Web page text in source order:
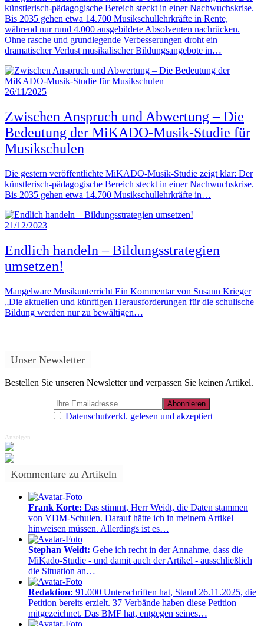
künstlerisch-pädagogische Bereich steckt in einer Nachwuchskrise.
Bis 2035 gehen etwa 14.700 Musikschullehrkräfte in Rente,
während nur rund 4.000 ausgebildete Absolventen nachrücken.
Ohne rasche und grundlegende Verbesserungen droht ein
dramatischer Verlust musikalischer Bildungsangebote in…
26/11/2025
Zwischen Anspruch und Abwertung – Die
Bedeutung der MiKADO-Musik-Studie für
Musikschulen
Die gestern veröffentlichte MiKADO-Musik-Studie zeigt klar: Der
künstlerisch-pädagogische Bereich steckt in einer Nachwuchskrise.
Bis 2035 gehen etwa 14.700 Musikschullehrkräfte in…
21/12/2023
Endlich handeln – Bildungsstrategien
umsetzen!
Mangelware Musikunterricht Ein Kommentar von Susann Krieger
„Die aktuellen und künftigen Herausforderungen für die schulische
Bildung werden nur zu bewältigen…
Unser Newsletter
Bestellen Sie unseren Newsletter und verpassen Sie keinen Artikel.
Datenschutzerkl. gelesen und akzeptiert
Anzeigen
Kommentare zu Artikeln
Frank Korte: Das stimmt, Herr Weidt, die Daten stammen
von VDM-Schulen. Darauf hätte ich in meinem Artikel
hinweisen müssen. Allerdings ist es…
Stephan Weidt: Gehe ich recht in der Annahme, dass die
MiKado-Studie - und damit auch der Artikel - ausschließlich
die Situation an…
Redaktion: 91.000 Unterschriften hat, Stand 26.11.2025, die
Petition bereits erzielt. 37 Verbände haben diese Petition
mitgezeichnet. Das BMF hat, entgegen seines…